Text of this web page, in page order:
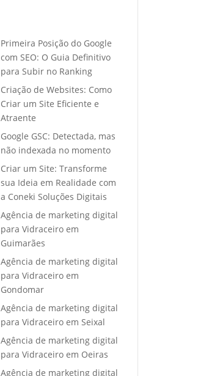
Primeira Posição do Google
com SEO: O Guia Definitivo
para Subir no Ranking
Criação de Websites: Como
Criar um Site Eficiente e
Atraente
Google GSC: Detectada, mas
não indexada no momento
Criar um Site: Transforme
sua Ideia em Realidade com
a Coneki Soluções Digitais
Agência de marketing digital
para Vidraceiro em
Guimarães
Agência de marketing digital
para Vidraceiro em
Gondomar
Agência de marketing digital
para Vidraceiro em Seixal
Agência de marketing digital
para Vidraceiro em Oeiras
Agência de marketing digital